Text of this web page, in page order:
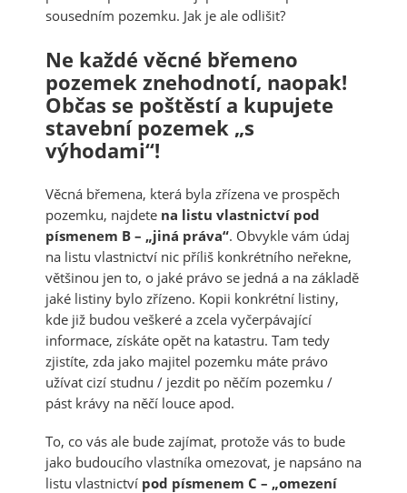
sousedním pozemku. Jak je ale odlišit?
Ne každé věcné břemeno
pozemek znehodnotí, naopak!
Občas se poštěstí a kupujete
stavební pozemek „s
výhodami“!
Věcná břemena, která byla zřízena ve prospěch
pozemku, najdete na listu vlastnictví pod
písmenem B – „jiná práva“. Obvykle vám údaj
na listu vlastnictví nic příliš konkrétního neřekne,
většinou jen to, o jaké právo se jedná a na základě
jaké listiny bylo zřízeno. Kopii konkrétní listiny,
kde již budou veškeré a zcela vyčerpávající
informace, získáte opět na katastru. Tam tedy
zjistíte, zda jako majitel pozemku máte právo
užívat cizí studnu / jezdit po něčím pozemku /
pást krávy na něčí louce apod.
To, co vás ale bude zajímat, protože vás to bude
jako budoucího vlastníka omezovat, je napsáno na
listu vlastnictví pod písmenem C – „omezení